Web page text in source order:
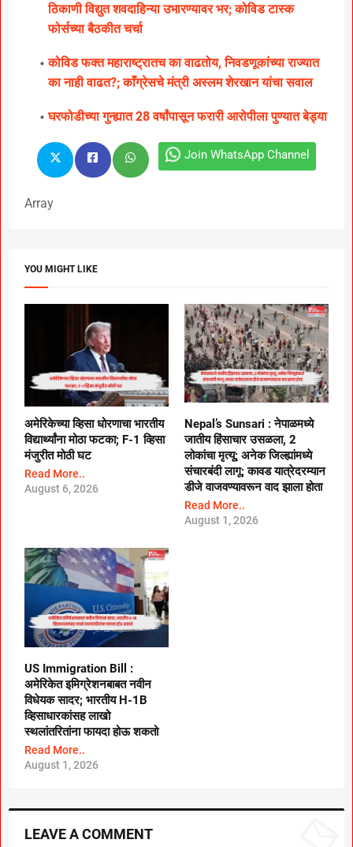
ठिकाणी विद्युत शवदाहिन्या उभारण्यावर भर; कोविड टास्क
फोर्सच्या बैठकीत चर्चा
कोविड फक्त महाराष्ट्रातच का वाढतोय, निवडणूकांच्या राज्यात
का नाही वाढत?; काँग्रेसचे मंत्री अस्लम शेरखान यांचा सवाल
घरफोडीच्या गुन्ह्यात 28 वर्षांपासून फरारी आरोपीला पुण्यात बेड्या
Join WhatsApp Channel
Array
YOU MIGHT LIKE
अमेरिकेच्या व्हिसा धोरणाचा भारतीय
विद्यार्थ्यांना मोठा फटका; F-1 व्हिसा
मंजुरीत मोठी घट
Read More..
August 6, 2026
Nepal’s Sunsari : नेपाळमध्ये
जातीय हिंसाचार उसळला, 2
लोकांचा मृत्यू; अनेक जिल्ह्यांमध्ये
संचारबंदी लागू; कावड यात्रेदरम्यान
डीजे वाजवण्यावरून वाद झाला होता
Read More..
August 1, 2026
US Immigration Bill :
अमेरिकेत इमिग्रेशनबाबत नवीन
विधेयक सादर; भारतीय H-1B
व्हिसाधारकांसह लाखो
स्थलांतरितांना फायदा होऊ शकतो
Read More..
August 1, 2026
LEAVE A COMMENT